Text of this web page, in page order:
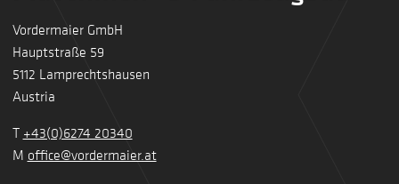
Vordermaier GmbH
Hauptstraße 59
5112 Lamprechtshausen
Austria
T +43(0)6274 20340
M office@vordermaier.at